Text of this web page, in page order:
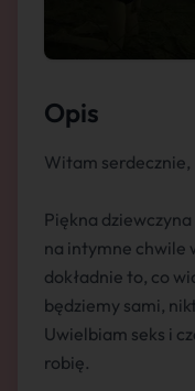
Opis
Witam serdecznie,
Piękna
na intymne chwile
dokładnie to, co
będziemy sami,
Uwielbiam seks i
robię.